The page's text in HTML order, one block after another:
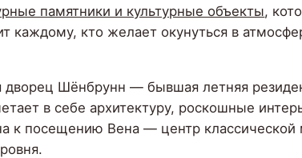
памятники и культурные объекты,
каждому, кто желает окунуться в
дворец Шёнбрунн — бывшая летняя
в себе архитектуру, роскошные
к посещению Вена — центр классической